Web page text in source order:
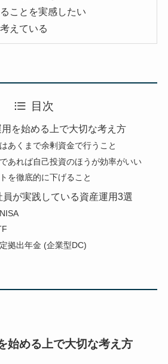
ことを実感したい
えている
目次
を始める上で大切な考え方
あくまで余剰資金で行うこと
あれば自己投資のほうが効率がいい
を徹底的に下げること
が実践している資産運用3選
拠出年金 (企業型DC)
始める上で大切な考え方